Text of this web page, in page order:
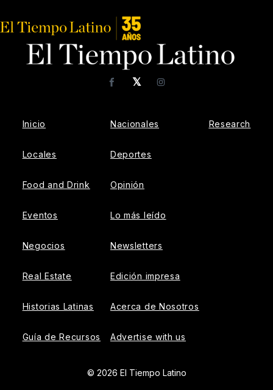
𝕏
FacebookInstagram
Inicio
Locales
Food and Drink
Eventos
Negocios
Real Estate
Historias Latinas
Guía de Recursos
Nacionales
Deportes
Opinión
Lo más leído
Newsletters
Edición impresa
Acerca de Nosotros
Advertise with us
Research
© 2026 El Tiempo Latino